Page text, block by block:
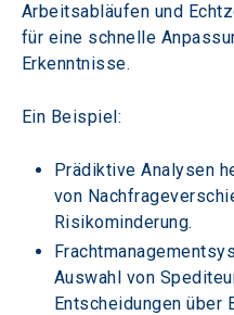
Arbeitsabläufen und
für eine schnelle
Erkenntnisse.
Ein Beispiel:
Prädiktive Analysen
von
Risikominderung.
Auswahl von
Entscheidungen über